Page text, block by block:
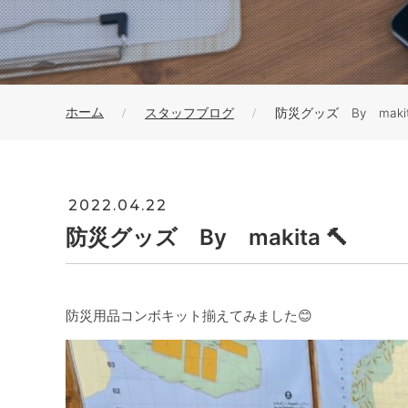
ホーム スタッフブログ 防災グッズ By
防災グッズ By makita 🔨
2022.04.22
防災用品コンボキット揃えてみました😊